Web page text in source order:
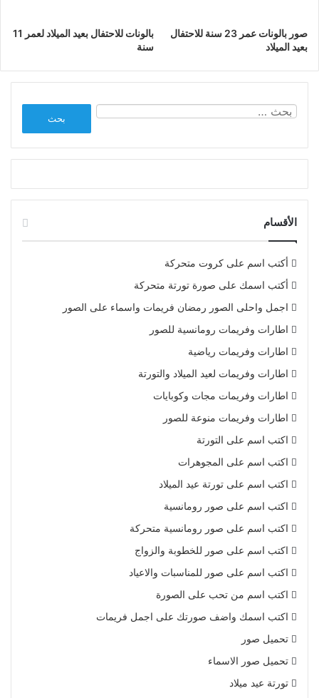
صور بالونات عمر 23 سنة للاحتفال
بعيد الميلاد
بالونات للاحتفال بعيد الميلاد لعمر 11
سنة
الأقسام
أكتب اسم على كروت متحركة
أكتب اسمك على صورة تورتة متحركة
اجمل واحلى الصور رمضان فريمات واسماء على الصور
اطارات وفريمات رومانسية للصور
اطارات وفريمات رياضية
اطارات وفريمات لعيد الميلاد والتورتة
اطارات وفريمات مجات وكوبايات
اطارات وفريمات منوعة للصور
اكتب اسم على التورتة
اكتب اسم على المجوهرات
اكتب اسم على تورتة عيد الميلاد
اكتب اسم على صور رومانسية
اكتب اسم على صور رومانسية متحركة
اكتب اسم على صور للخطوبة والزواج
اكتب اسم على صور للمناسبات والاعياد
اكتب اسم من تحب على الصورة
اكتب اسمك واضف صورتك على اجمل فريمات
تحميل صور
تحميل صور الاسماء
تورتة عيد ميلاد